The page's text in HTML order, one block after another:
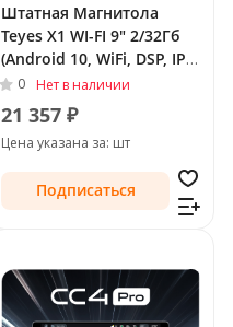
Штатная Магнитола
Teyes X1 WI-FI 9" 2/32Гб
(Android 10, WiFi, DSP, IPS)
для Toyota Land Cruiser
Prado 150 Series 2009 -
2013 Тип-B
0 Нет в наличии
21 357 ₽
Цена указана за: шт
Подписаться